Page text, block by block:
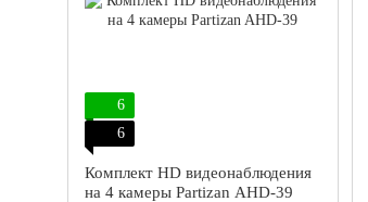
6
6
Комплект HD видеонаблюдения
на 4 камеры Partizan AHD-39